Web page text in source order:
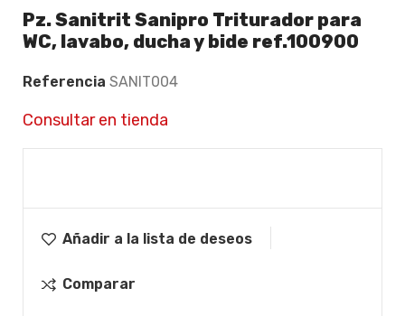
Pz. Sanitrit Sanipro Triturador para
WC, lavabo, ducha y bide ref.100900
Referencia SANIT004
Consultar en tienda
Añadir a la lista de deseos
Comparar